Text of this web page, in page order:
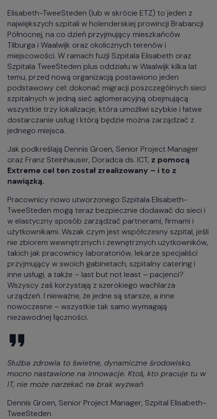
Elisabeth-TweeSteden (lub w skrócie ETZ) to jeden z
największych szpitali w holenderskiej prowincji Brabancji
Północnej, na co dzień przyjmujący mieszkańców
Tilburga i Waalwijk oraz okolicznych terenów i
miejscowości. W ramach fuzji Szpitala Elisabeth oraz
Szpitala TweeSteden plus oddziału w Waalwijk kilka lat
temu, przed nową organizacją postawiono jeden
podstawowy cel: dokonać migracji poszczególnych sieci
szpitalnych w jedną sieć aglomeracyjną obejmującą
wszystkie trzy lokalizacje, która umożliwi szybkie i łatwe
dostarczanie usług i którą będzie można zarządzać z
jednego miejsca.
Jak podkreślają Dennis Groen, Senior Project Manager
oraz Franz Steinhauser, Doradca ds. ICT, z pomocą
Extreme cel ten został zrealizowany – i to z
nawiązką.
Pracownicy nowo utworzonego Szpitala Elisabeth-
TweeSteden mogą teraz bezpiecznie dodawać do sieci i
w elastyczny sposób zarządzać partnerami, firmami i
użytkownikami. Wszak czym jest współczesny szpital, jeśli
nie zbiorem wewnętrznych i zewnętrznych użytkowników,
takich jak pracownicy laboratoriów, lekarze specjaliści
przyjmujący w swoich gabinetach, szpitalny catering i
inne usługi, a także – last but not least – pacjenci?
Wszyscy zaś korzystają z szerokiego wachlarza
urządzeń. I nieważne, że jedne są starsze, a inne
nowoczesne – wszystkie tak samo wymagają
niezawodnej łączności.
Służba zdrowia to świetne, dynamiczne środowisko,
mocno nastawione na innowacje. Ktoś, kto pracuje tu w
IT, nie może narzekać na brak wyzwań
Dennis Groen, Senior Project Manager, Szpital Elisabeth-
TweeSteden